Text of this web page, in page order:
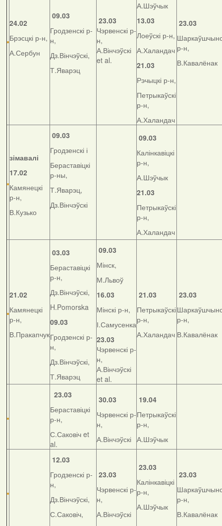
24.02
Брэсцкі р-н,
А.Сербун
09.03
Гродзенскі р-
н,
Дз.Вінчэўскі,
Т.Яварэц
23.03
Чэрвенскі р-
н,
А.Вінчэўскі
et al.
А.Шэўчык
13.03
Лоеўскі р-н,
А.Халандач
21.03
Рэчыцкі р-н,
Петрыкаўскі
р-н,
А.Халандач
23.03
р-н,
В.Кавалёнак
зімавалі
17.02
Камянецкі
р-н,
В.Кузько
09.03
Гродзенскі і
Бераставіцкі
р-ны,
Т.Яварэц,
Дз.Вінчэўскі
09.03
Калінкавіцкі
р-н,
А.Шэўчык
21.03
Петрыкаўскі
р-н,
А.Халандач
21.02
Камянецкі
р-н,
В.Пракапчук
03.03
Бераставіцкі
р-н,
Дз.Вінчэўскі,
H.Pomorska
09.03
Гродзенскі р-
н,
Дз.Вінчэўскі,
Т.Яварэц
09.03
Мінск,
М.Львоў
16.03
Мінскі р-н,
І.Самусенка
23.03
Чэрвенскі р-
н,
А.Вінчэўскі
et al.
21.03
Петрыкаўскі
р-н,
А.Халандач
23.03
р-н,
В.Кавалёнак
23.03
Бераставіцкі
р-н,
С.Саковіч et
al.
30.03
Чэрвенскі р-
н,
А.Вінчэўскі
19.04
Петрыкаўскі
р-н,
А.Шэўчык
12.03
Гродзенскі р-
н,
Дз.Вінчэўскі,
С.Саковіч,
23.03
Чэрвенскі р-
н,
А.Вінчэўскі
23.03
Калінкавіцкі
р-н,
А.Шэўчык
23.03
р-н,
В.Кавалёнак